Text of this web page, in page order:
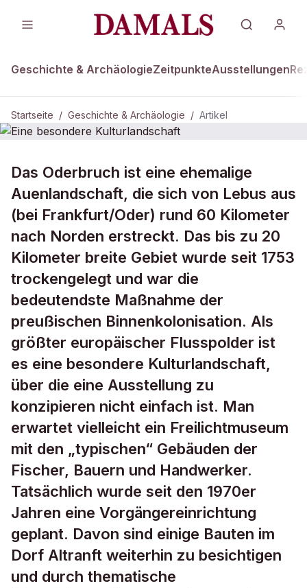
Geschichte & ArchäologieZeitpunkteAusstellungen
Startseite / Geschichte & Archäologie / Artikel
GESCHICHTE & ARCHÄOLOGIE
Eine besondere Kulturlandschaft
Das Oderbruch ist eine ehemalige
Auenlandschaft, die sich von Lebus aus
(bei Frankfurt/Oder) rund 60 Kilometer
nach Norden erstreckt. Das bis zu 20
Kilometer breite Gebiet wurde seit 1753
trockengelegt und war die
bedeutendste Maßnahme der
preußischen Binnenkolonisation. Als
größter europäischer Flusspolder ist
es eine besondere Kulturlandschaft,
über die eine Ausstellung zu
konzipieren nicht einfach ist. Man
erwartet vielleicht ein Freilichtmuseum
mit den „typischen“ Gebäuden der
Fischer, Bauern und Handwerker.
Tatsächlich wurde seit den 1970er
Jahren eine Vorgängereinrichtung
geplant. Davon sind einige Bauten im
Dorf Altranft weiterhin zu besichtigen
und durch thematische